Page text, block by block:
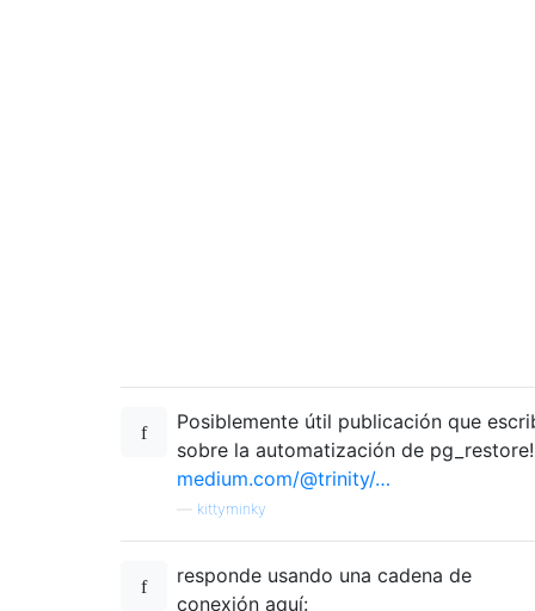
Posiblemente útil publicación que
sobre la automatización de pg_restore!
medium.com/@trinity/…
kittyminky
responde usando una cadena de
conexión aquí: